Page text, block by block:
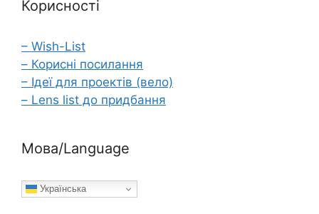
Корисності
– Wish-List
– Корисні посилання
– Ідеї для проектів (вело)
– Lens list до придбання
Мова/Language
Українська